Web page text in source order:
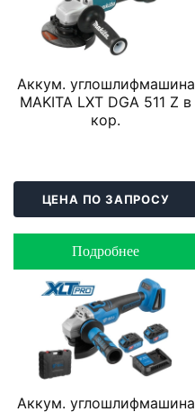
Аккум. углошлифмашина
MAKITA LXT DGA 511 Z в
кор.
ЦЕНА ПО ЗАПРОСУ
Подробнее
Аккум. углошлифмашина